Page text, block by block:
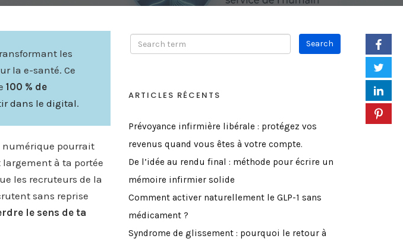
les
la e-santé. Ce
100 % de
dans le digital.
numérique pourrait
largement à ta portée
les recruteurs de la
sans reprise
le sens de ta
ARTICLES RÉCENTS
Prévoyance infirmière libérale : protégez vos
revenus quand vous êtes à votre compte.
De l’idée au rendu final : méthode pour écrire un
mémoire infirmier solide
Comment activer naturellement le GLP-1 sans
médicament ?
Syndrome de glissement : pourquoi le retour à